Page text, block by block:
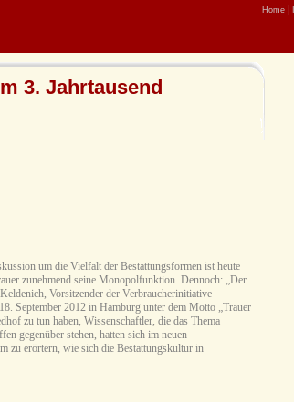
Home
3. Jahrtausend
um die Vielfalt der Bestattungsformen ist heute
zunehmend seine Monopolfunktion. Dennoch: „Der
Vorsitzender der Verbraucherinitiative
September 2012 in Hamburg unter dem Motto „Trauer
zu tun haben, Wissenschaftler, die das Thema
gegenüber stehen, hatten sich im neuen
zu erörtern, wie sich die Bestattungskultur in